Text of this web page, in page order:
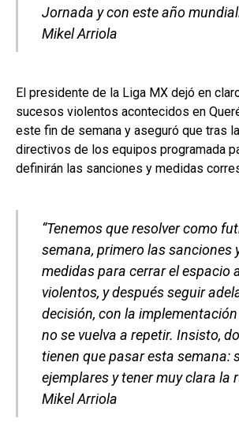
Jornada y con este año
Mikel Arriola
El presidente de la Liga MX dejó en
sucesos violentos acontecidos en
este fin de semana y aseguró que tras
directivos de los equipos programada
definirán las sanciones y medidas
“Tenemos que resolver como
semana, primero las sanciones
medidas para cerrar el espacio
violentos, y después seguir
decisión, con la
no se vuelva a repetir. Insisto,
tienen que pasar esta semana:
ejemplares y tener muy clara la
Mikel Arriola